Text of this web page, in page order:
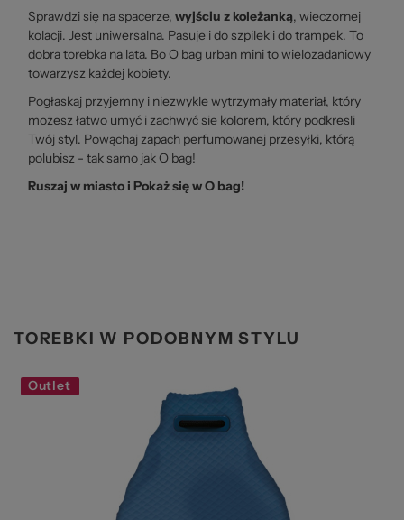
Sprawdzi się na spacerze, wyjściu z koleżanką, wieczornej
kolacji. Jest uniwersalna. Pasuje i do szpilek i do trampek. To
dobra torebka na lata. Bo O bag urban mini to wielozadaniowy
towarzysz każdej kobiety.
Pogłaskaj przyjemny i niezwykle wytrzymały materiał, który
możesz łatwo umyć i zachwyć sie kolorem, który podkresli
Twój styl. Powąchaj zapach perfumowanej przesyłki, którą
polubisz - tak samo jak O bag!
Ruszaj w miasto i Pokaż się w O bag!
TOREBKI W PODOBNYM STYLU
Outlet